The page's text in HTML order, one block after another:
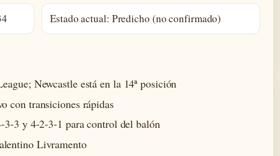
Estado actual: Predicho (no confirmado)
Newcastle está en la 14ª posición
con transiciones rápidas
3 y 4-2-3-1 para control del balón
Livramento